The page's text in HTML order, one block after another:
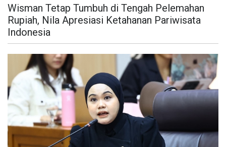
Wisman Tetap Tumbuh di Tengah Pelemahan
Rupiah, Nila Apresiasi Ketahanan Pariwisata
Indonesia